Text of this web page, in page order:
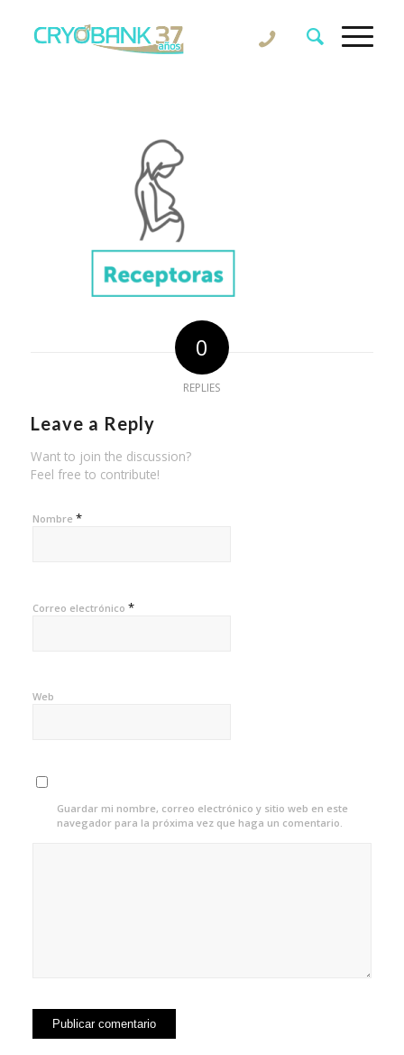
0
REPLIES
Leave a Reply
Want to join the discussion?
Feel free to contribute!
Nombre *
Correo electrónico *
Web
Guardar mi nombre, correo electrónico y sitio web en este
navegador para la próxima vez que haga un comentario.